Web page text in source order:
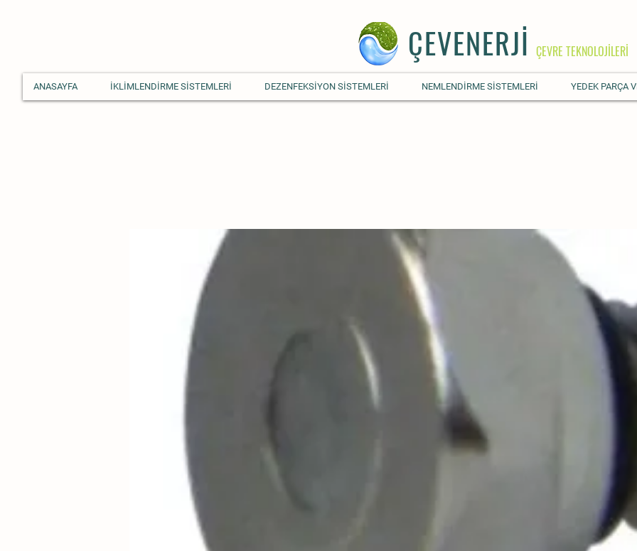
ANASAYFA İKLİMLENDİRME SİSTEMLERİ DEZENFEKSİYON SİSTEMLERİ NEMLENDİRME SİSTEMLERİ YEDEK PARÇA
ÇEVRE TEKNOLOJİLERİ
ÇEVENERJİ